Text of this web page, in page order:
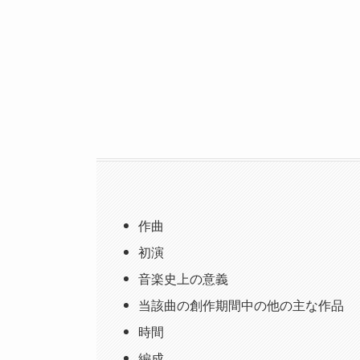
作曲
初演
音楽史上の意義
当該曲の創作期間中の他の主な作品
時間